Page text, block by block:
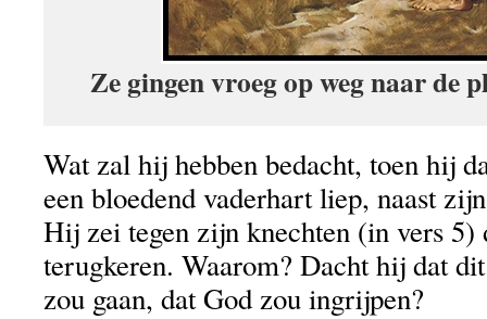
Ze gingen vroeg op weg naar de
Wat zal hij hebben bedacht, toen hij
een bloedend vaderhart liep, naast
Hij zei tegen zijn knechten (in vers 5)
terugkeren. Waarom? Dacht hij dat
zou gaan, dat God zou ingrijpen?